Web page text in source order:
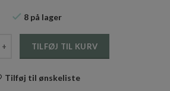
8 på lager
TILFØJ TIL KURV
Tilføj til ønskeliste